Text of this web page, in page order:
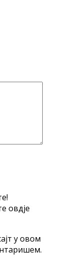
овдје
у овом